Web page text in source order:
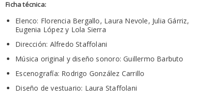
Ficha técnica:
Elenco: Florencia Bergallo, Laura Nevole, Julia Gárriz,
Eugenia López y Lola Sierra
Dirección: Alfredo Staffolani
Música original y diseño sonoro: Guillermo Barbuto
Escenografía: Rodrigo González Carrillo
Diseño de vestuario: Laura Staffolani